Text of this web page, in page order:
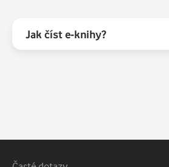
Jak číst e-knihy?